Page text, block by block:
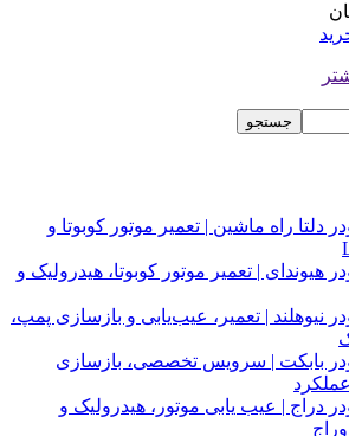
جستجو
دلتا راه ماشین | تعمیر موتور کوبوتا و
هیوندای | تعمیر موتور کوبوتا، هیدرولیک و
نیوهلند | تعمیر، عیب‌یابی و بازسازی پمپ،
بابکت | سرویس تخصصی، بازسازی
دراج | عیب یابی موتور، هیدرولیک و